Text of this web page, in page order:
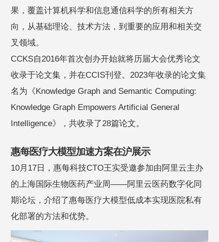
果，覆盖计算机科学和信息通信科学的所有相关方
向，从基础理论、技术方法，到重要的应用和相关交
叉领域。
CCKS自2016年首次创办开始就将历届大会优秀论文
收录于论文集，并在CCIS刊登。2023年收录的论文集
名为《Knowledge Graph and Semantic Computing:
Knowledge Graph Empowers Artificial General
Intelligence》，共收录了28篇论文。
惠每医疗大模型加速方案在沪展示
10月17日，惠每科技CTO王实受邀参加由阿里云主办
的上海国际生物医药产业周——阿里云医药数字化同
期论坛，介绍了惠每医疗大模型低成本实现医院私有
化部署的方法和优势。